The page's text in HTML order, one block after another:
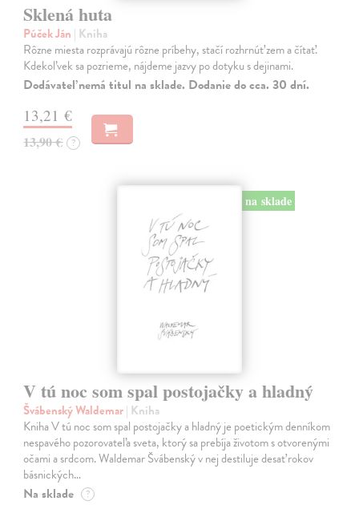
Sklená huta
Púček Ján | Kniha
Rôzne miesta rozprávajú rôzne príbehy, stačí rozhrnúť zem a čítať.
Kdekoľvek sa pozrieme, nájdeme jazvy po dotyku s dejinami.
Dodávateľ nemá titul na sklade. Dodanie do cca. 30 dní.
13,21 €
13,90 € ?
na sklade
V tú noc som spal postojačky a hladný
Švábenský Waldemar| Kniha
Kniha V tú noc som spal postojačky a hladný je poetickým denníkom
nespavého pozorovateľa sveta, ktorý sa prebíja životom s otvorenými
očami a srdcom. Waldemar Švábenský v nej destiluje desať rokov
básnických…
Na sklade ?